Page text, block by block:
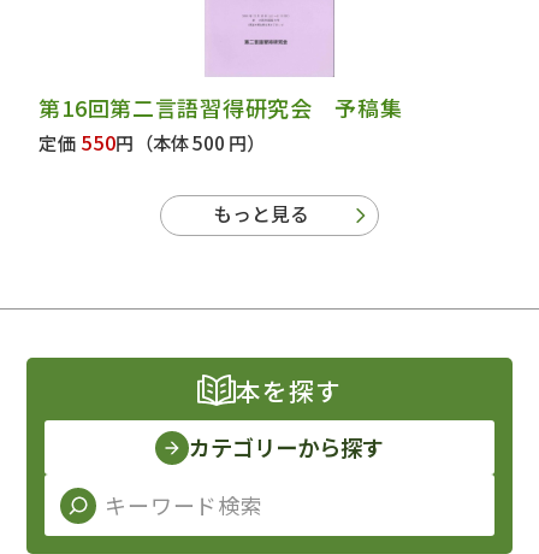
第16回第二言語習得研究会 予稿集
定価 550円 （本体 500 円）
もっと見る
本を探す
カテゴリーから探す